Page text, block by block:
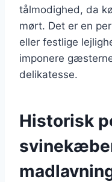
tålmodighed, da
mørt. Det er en
eller festlige
imponere
delikatesse.
Historisk